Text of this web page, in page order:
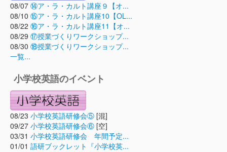
08/07 ⑭ア・ラ・カルト講座９【オ...
08/10 ⑮ア・ラ・カルト講座10【OL...
08/22 ⑯ア・ラ・カルト講座11【オ...
08/29 ⑰授業づくりワークショップ...
08/30 ⑱授業づくりワークショップ...
一覧...
小学校英語のイベント
08/23 小学校英語研修会⑤ [混]
09/27 小学校英語研修会⑥ [空]
03/31 小学校英語研修会 年間予定...
01/01 語研ブックレット『小学校英...